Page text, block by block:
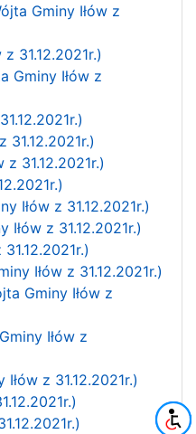
Gminy Iłów z
31.12.2021r.)
Gminy Iłów z
31.12.2021r.)
Iłów z 31.12.2021r.)
z 31.12.2021r.)
Iłów z 31.12.2021r.)
Gminy Iłów z
Iłów z
z 31.12.2021r.)